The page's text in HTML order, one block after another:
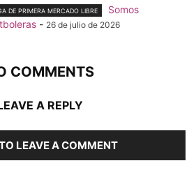
DE PRIMERA MERCADO LIBRE
Somos
- 26 de julio de 2026
COMMENTS
A REPLY
LEAVE A COMMENT